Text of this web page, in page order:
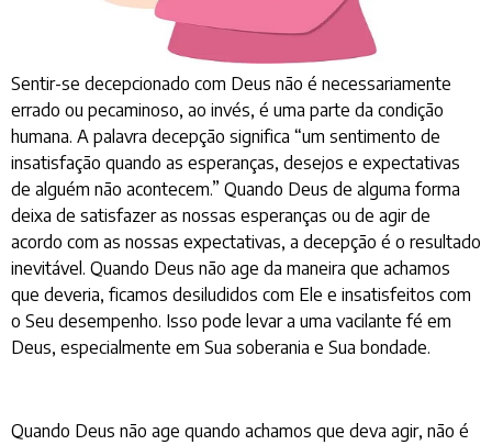
Sentir-se decepcionado com Deus não é necessariamente
errado ou pecaminoso, ao invés, é uma parte da condição
humana. A palavra decepção significa “um sentimento de
insatisfação quando as esperanças, desejos e expectativas
de alguém não acontecem.” Quando Deus de alguma forma
deixa de satisfazer as nossas esperanças ou de agir de
acordo com as nossas expectativas, a decepção é o resultado
inevitável. Quando Deus não age da maneira que achamos
que deveria, ficamos desiludidos com Ele e insatisfeitos com
o Seu desempenho. Isso pode levar a uma vacilante fé em
Deus, especialmente em Sua soberania e Sua bondade.
Quando Deus não age quando achamos que deva agir, não é